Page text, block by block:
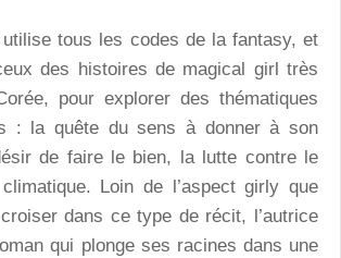
tous les codes de la fantasy, et
des histoires de magical girl très
pour explorer des thématiques
: la quête du sens à donner à son
de faire le bien, la lutte contre le
Loin de l’aspect girly que
croiser dans ce type de récit, l’autrice
qui plonge ses racines dans une